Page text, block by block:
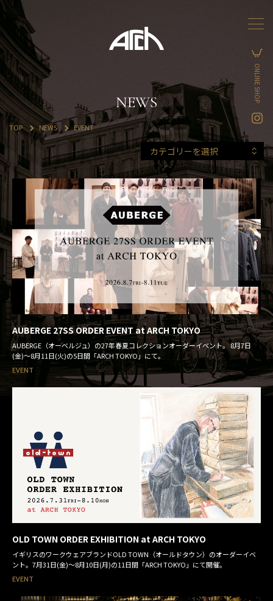
ONLINE SHOP
NEWS
TOP NEWS EVENT
カテゴリーを選択
AUBERGE 27SS ORDER EVENT at ARCH TOKYO
AUBERGE（オーベルジュ）の27年春夏コレクションオーダーイベント。 8月7日
(金)～8月11日(火)の5日間「ARCH TOKYO」にて。
EVENT
OLD TOWN ORDER EXHIBITION at ARCH TOKYO
イギリスのワークウェアブランドOLD TOWN（オールドタウン）のオーダーイベ
ント。7月31日(金)～8月10日(月)の11日間「ARCH TOKYO」にて開催。
EVENT